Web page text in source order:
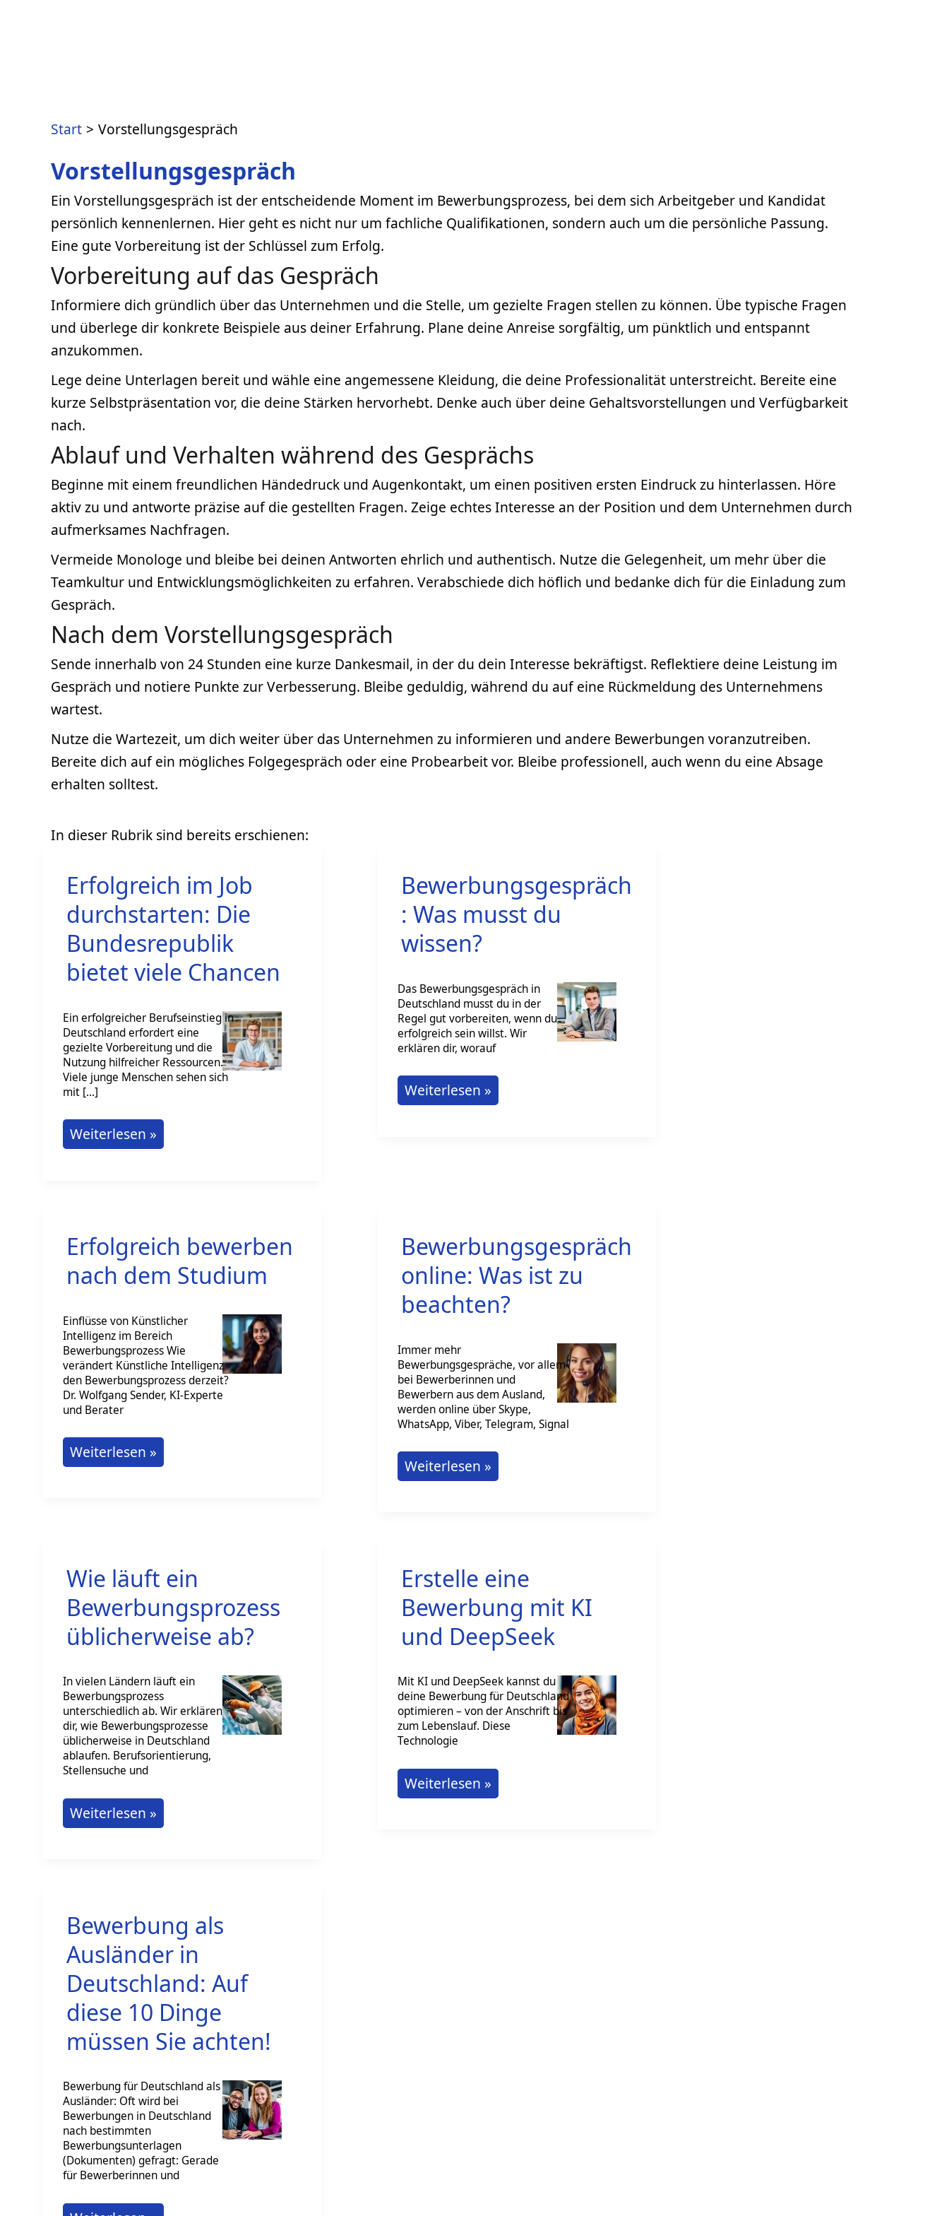
Start Vorstellungsgespräch
Vorstellungsgespräch
Ein Vorstellungsgespräch ist der entscheidende Moment im Bewerbungsprozess, bei dem sich Arbeitgeber und Kandidat
persönlich kennenlernen. Hier geht es nicht nur um fachliche Qualifikationen, sondern auch um die persönliche Passung.
Eine gute Vorbereitung ist der Schlüssel zum Erfolg.
Vorbereitung auf das Gespräch
Informiere dich gründlich über das Unternehmen und die Stelle, um gezielte Fragen stellen zu können. Übe typische Fragen
und überlege dir konkrete Beispiele aus deiner Erfahrung. Plane deine Anreise sorgfältig, um pünktlich und entspannt
anzukommen.
Lege deine Unterlagen bereit und wähle eine angemessene Kleidung, die deine Professionalität unterstreicht. Bereite eine
kurze Selbstpräsentation vor, die deine Stärken hervorhebt. Denke auch über deine Gehaltsvorstellungen und Verfügbarkeit
nach.
Ablauf und Verhalten während des Gesprächs
Beginne mit einem freundlichen Händedruck und Augenkontakt, um einen positiven ersten Eindruck zu hinterlassen. Höre
aktiv zu und antworte präzise auf die gestellten Fragen. Zeige echtes Interesse an der Position und dem Unternehmen durch
aufmerksames Nachfragen.
Vermeide Monologe und bleibe bei deinen Antworten ehrlich und authentisch. Nutze die Gelegenheit, um mehr über die
Teamkultur und Entwicklungsmöglichkeiten zu erfahren. Verabschiede dich höflich und bedanke dich für die Einladung zum
Gespräch.
Nach dem Vorstellungsgespräch
Sende innerhalb von 24 Stunden eine kurze Dankesmail, in der du dein Interesse bekräftigst. Reflektiere deine Leistung im
Gespräch und notiere Punkte zur Verbesserung. Bleibe geduldig, während du auf eine Rückmeldung des Unternehmens
wartest.
Nutze die Wartezeit, um dich weiter über das Unternehmen zu informieren und andere Bewerbungen voranzutreiben.
Bereite dich auf ein mögliches Folgegespräch oder eine Probearbeit vor. Bleibe professionell, auch wenn du eine Absage
erhalten solltest.
Erfolgreich im Job
durchstarten: Die
Bundesrepublik
bietet viele Chancen
Ein erfolgreicher Berufseinstieg in
Deutschland erfordert eine
gezielte Vorbereitung und die
Nutzung hilfreicher Ressourcen.
Viele junge Menschen sehen sich
mit […]
Erfolgreich
Bundesrepublik
bietet
Chancen
Weiterlesen »
Bewerbungsgespräch
: Was musst du
wissen?
Das Bewerbungsgespräch in
Deutschland musst du in der
Regel gut vorbereiten, wenn du
erfolgreich sein willst. Wir
erklären dir, worauf
Bewerbungsgespräch:
Weiterlesen »
Erfolgreich bewerben
nach dem Studium
Einflüsse von Künstlicher
Intelligenz im Bereich
Bewerbungsprozess Wie
verändert Künstliche Intelligenz
den Bewerbungsprozess derzeit?
Dr. Wolfgang Sender, KI-Experte
und Berater
Erfolgreich
Weiterlesen »
Bewerbungsgespräch
online: Was ist zu
beachten?
Immer mehr
Bewerbungsgespräche, vor allem
bei Bewerberinnen und
Bewerbern aus dem Ausland,
werden online über Skype,
WhatsApp, Viber, Telegram, Signal
Bewerbungsgespräch
beachten?
Weiterlesen »
Wie läuft ein
Bewerbungsprozess
üblicherweise ab?
In vielen Ländern läuft ein
Bewerbungsprozess
unterschiedlich ab. Wir erklären
dir, wie Bewerbungsprozesse
üblicherweise in Deutschland
ablaufen. Berufsorientierung,
Stellensuche und
Wie
ab?
Weiterlesen »
Erstelle eine
Bewerbung mit KI
und DeepSeek
Mit KI und DeepSeek kannst du
deine Bewerbung für Deutschland
optimieren – von der Anschrift bis
zum Lebenslauf. Diese
Technologie
Erstelle
Weiterlesen »
Bewerbung als
Ausländer in
Deutschland: Auf
diese 10 Dinge
müssen Sie achten!
Bewerbung für Deutschland als
Ausländer: Oft wird bei
Bewerbungen in Deutschland
nach bestimmten
Bewerbungsunterlagen
(Dokumenten) gefragt: Gerade
für Bewerberinnen und